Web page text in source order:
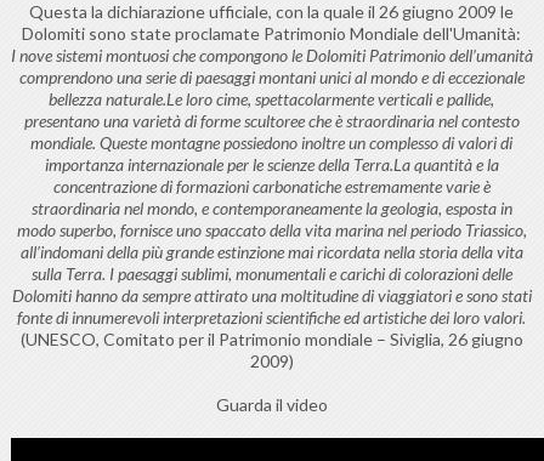
Questa la dichiarazione ufficiale, con la quale il 26 giugno 2009 le
Dolomiti sono state proclamate Patrimonio Mondiale dell'Umanità:
I nove sistemi montuosi che compongono le Dolomiti Patrimonio dell’umanità
comprendono una serie di paesaggi montani unici al mondo e di eccezionale
bellezza naturale.Le loro cime, spettacolarmente verticali e pallide,
presentano una varietà di forme scultoree che è straordinaria nel contesto
mondiale. Queste montagne possiedono inoltre un complesso di valori di
importanza internazionale per le scienze della Terra.La quantità e la
concentrazione di formazioni carbonatiche estremamente varie è
straordinaria nel mondo, e contemporaneamente la geologia, esposta in
modo superbo, fornisce uno spaccato della vita marina nel periodo Triassico,
all’indomani della più grande estinzione mai ricordata nella storia della vita
sulla Terra. I paesaggi sublimi, monumentali e carichi di colorazioni delle
Dolomiti hanno da sempre attirato una moltitudine di viaggiatori e sono stati
fonte di innumerevoli interpretazioni scientifiche ed artistiche dei loro valori.
(UNESCO, Comitato per il Patrimonio mondiale – Siviglia, 26 giugno
2009)
Guarda il video